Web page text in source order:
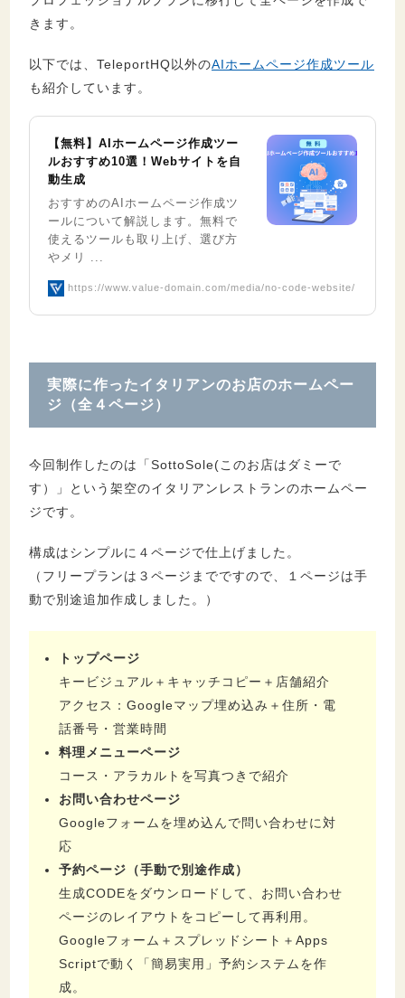
きます。
以下では、TeleportHQ以外のAIホームページ作成ツール
も紹介しています。
【無料】AIホームページ作成ツー
ルおすすめ10選！Webサイトを自
動生成
おすすめのAIホームページ作成ツ
ールについて解説します。無料で
使えるツールも取り上げ、選び方
やメリ ...
https://www.value-domain.com/media/no-code-website/
実際に作ったイタリアンのお店のホームペー
ジ（全４ページ）
今回制作したのは「SottoSole(このお店はダミーで
す）」という架空のイタリアンレストランのホームペー
ジです。
構成はシンプルに４ページで仕上げました。
（フリープランは３ページまでですので、１ページは手
動で別途追加作成しました。）
トップページ
キービジュアル＋キャッチコピー＋店舗紹介
アクセス：Googleマップ埋め込み＋住所・電
話番号・営業時間
料理メニューページ
コース・アラカルトを写真つきで紹介
お問い合わせページ
Googleフォームを埋め込んで問い合わせに対
応
予約ページ（手動で別途作成）
生成CODEをダウンロードして、お問い合わせ
ページのレイアウトをコピーして再利用。
Googleフォーム＋スプレッドシート＋Apps
Scriptで動く「簡易実用」予約システムを作
成。